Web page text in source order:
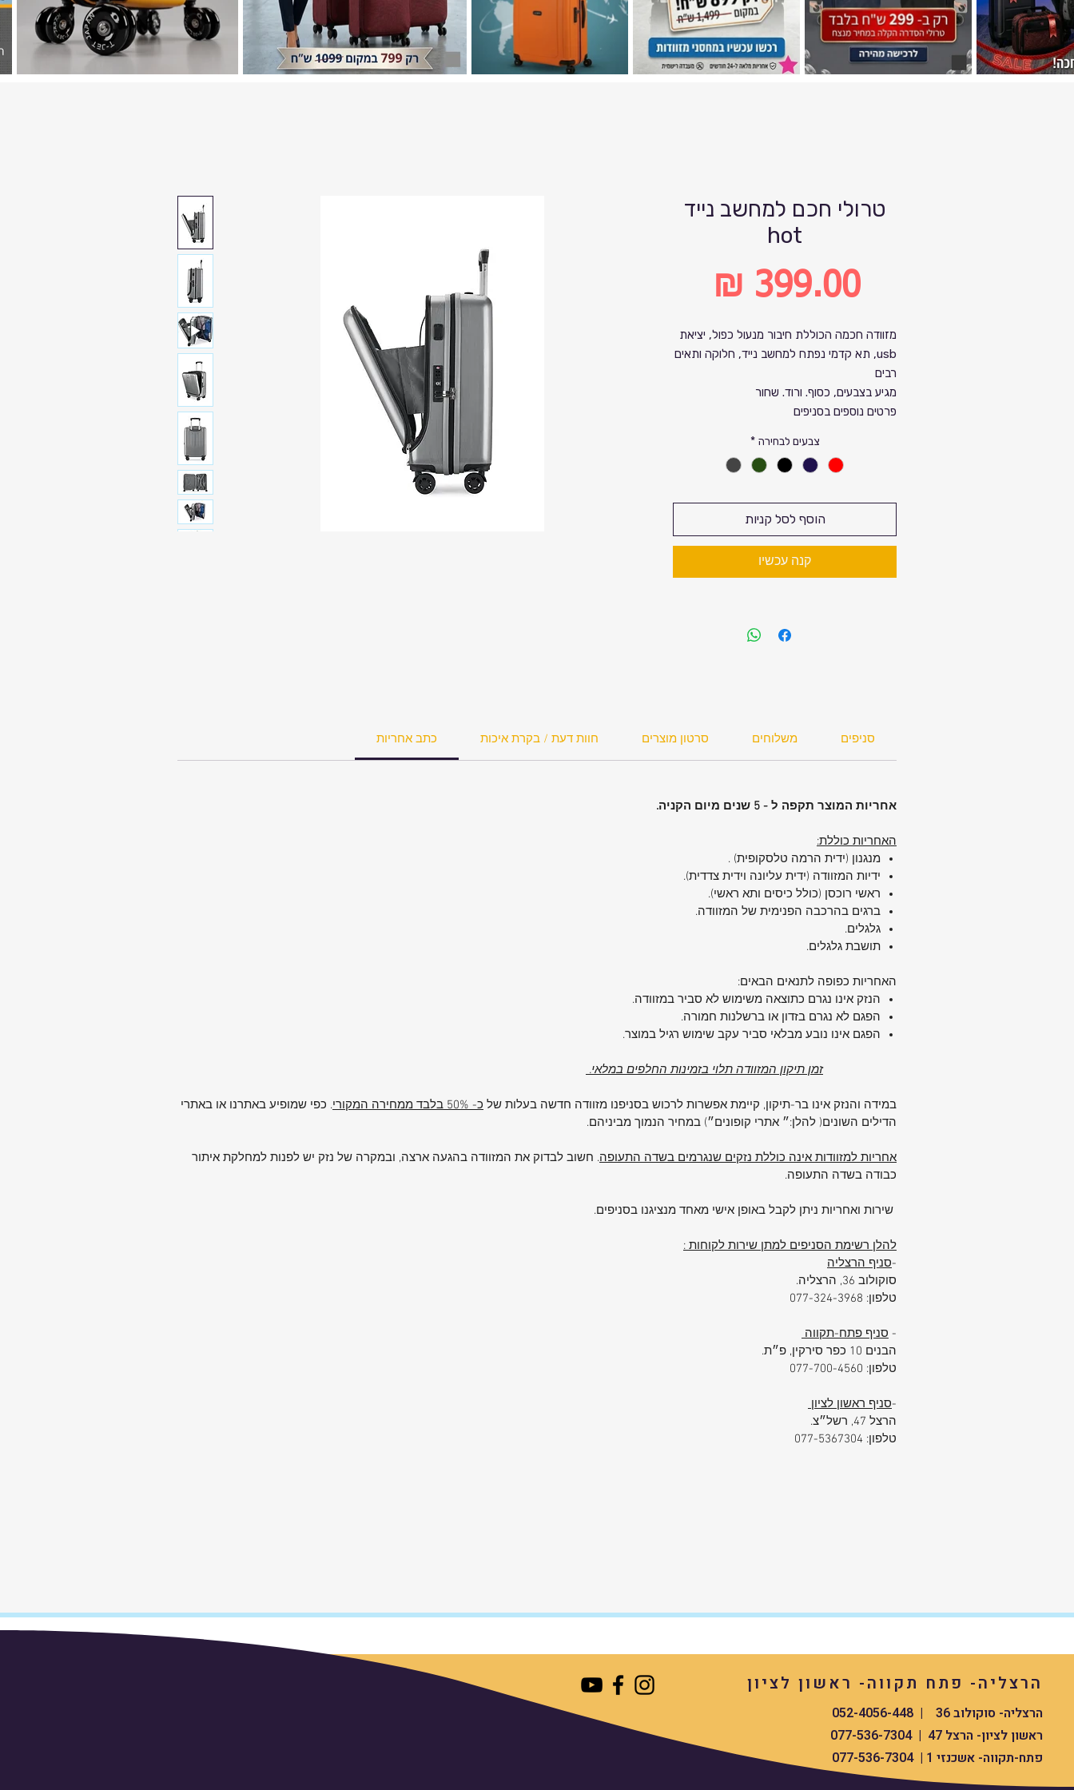
טרולי חכם למחשב נייד
hot
‏399.00 ‏₪
מחיר
מזוודה חכמה הכוללת חיבור מנעול כפול, יציאת
usb, תא קדמי נפתח למחשב נייד, חלוקה ותאים
רבים
מגיע בצבעים, כסוף. ורוד. שחור
פרטים נוספים בסניפים
צבעים לבחירה *
הוסף לסל קניות
קנה עכשיו
כתב אחריות חוות דעת / בקרת איכות סרטון מוצרים משלוחים סניפים
אחריות המוצר תקפה ל - 5 שנים מיום הקניה.
האחריות כוללת:
מנגנון (ידית הרמה טלסקופית) .
ידיות המזוודה (ידית עליונה וידית צדדית).
ראשי רוכסן (כולל כיסים ותא ראשי).
ברגים בהרכבה הפנימית של המזוודה.
גלגלים.
תושבת גלגלים.
האחריות כפופה לתנאים הבאים:
הנזק אינו נגרם כתוצאה משימוש לא סביר במזוודה.
הפגם לא נגרם בזדון או ברשלנות חמורה.
הפגם אינו נובע מבלאי סביר עקב שימוש רגיל במוצר.
זמן תיקון המזוודה תלוי בזמינות החלפים במלאי.
במידה והנזק אינו בר-תיקון, קיימת אפשרות לרכוש בסניפנו מזוודה חדשה בעלות של כ- 50% בלבד ממחירה המקורי
. כפי שמופיע באתרנו או באתרי
הדילים השונים( להלן:״ אתרי קופונים״) במחיר הנמוך מביניהם.
אחריות למזוודות אינה כוללת נזקים שנגרמים בשדה התעופה. חשוב לבדוק את המזוודה בהגעה ארצה, ובמקרה של נזק יש לפנות למחלקת איתור
כבודה בשדה התעופה.
שירות ואחריות ניתן לקבל באופן אישי מאחד מנציגנו בסניפים.
להלן רשימת הסניפים למתן שירות לקוחות :
-סניף הרצליה
סוקולוב 36, הרצליה.
טלפון: 077-324-3968
- סניף פתח-תקווה
הבנים 10 כפר סירקין, פ״ת.
טלפון: 077-700-4560
-סניף ראשון לציון
הרצל 47, רשל״צ.
טלפון: 077-5367304
הרצליה- פתח תקווה- ראשון לציון
הרצליה- סוקולוב 36 | 052-4056-448
ראשון לציון- הרצל 47 | 077-536-7304
פתח-תקווה- אשכנזי 1 | 077-536-7304